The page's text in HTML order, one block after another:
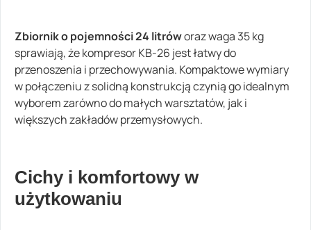
Zbiornik o pojemności 24 litróworaz waga 35 kg
sprawiają, że kompresor KB-26 jest łatwy do
przenoszenia i przechowywania. Kompaktowe wymiary
w połączeniu z solidną konstrukcją czynią go idealnym
wyborem zarówno do małych warsztatów, jak i
większych zakładów przemysłowych.
Cichy i komfortowy w
użytkowaniu